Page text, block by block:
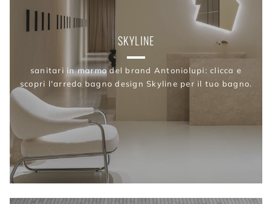
SKYLINE
sanitari in marmo del brand Antoniolupi: clicca e
scopri l'arredo bagno design Skyline per il tuo bagno.